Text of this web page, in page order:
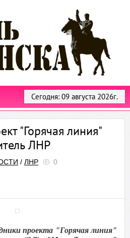
Сегодня: 09 августа 2026г.
"Горячая линия"
ЛНР
/ ЛНР 0
проекта "Горячая линия"